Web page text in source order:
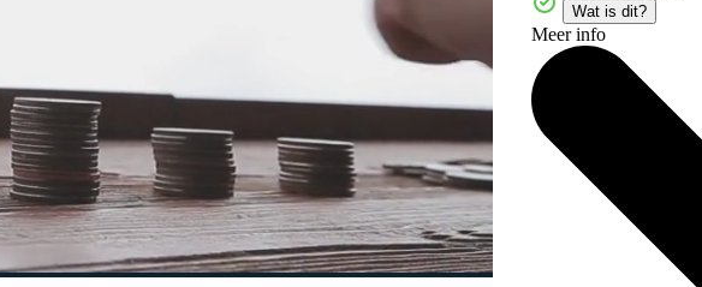
Wat is dit?
Meer info